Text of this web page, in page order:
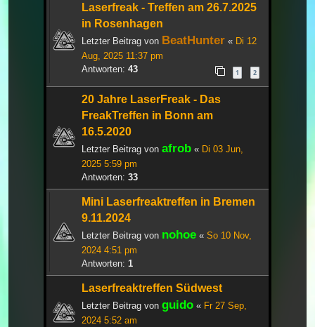
Laserfreak - Treffen am 26.7.2025
in Rosenhagen
Letzter Beitrag von BeatHunter « Di 12
Aug, 2025 11:37 pm
Antworten: 43 1 2
20 Jahre LaserFreak - Das
FreakTreffen in Bonn am
16.5.2020
Letzter Beitrag von afrob « Di 03 Jun,
2025 5:59 pm
Antworten: 33
Mini Laserfreaktreffen in Bremen
9.11.2024
Letzter Beitrag von nohoe « So 10 Nov,
2024 4:51 pm
Antworten: 1
Laserfreaktreffen Südwest
Letzter Beitrag von guido « Fr 27 Sep,
2024 5:52 am